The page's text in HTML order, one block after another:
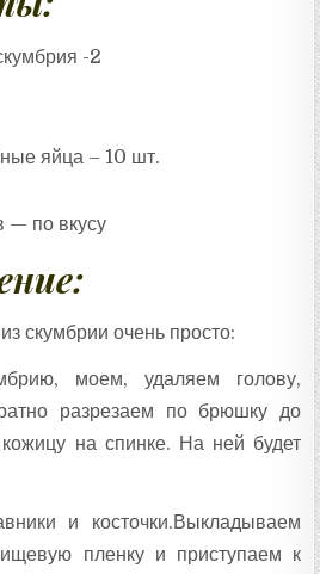
-2
яйца – 10 шт.
— по вкусу
скумбрии очень просто:
моем, удаляем голову,
разрезаем по брюшку до
на спинке. На ней будет
и косточки.Выкладываем
пленку и приступаем к